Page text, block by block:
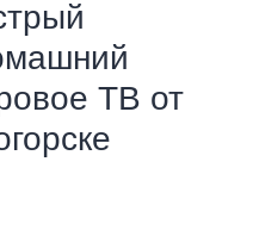
ТВ от